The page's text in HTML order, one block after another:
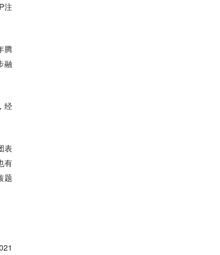
注
腾
融
经
表
有
题